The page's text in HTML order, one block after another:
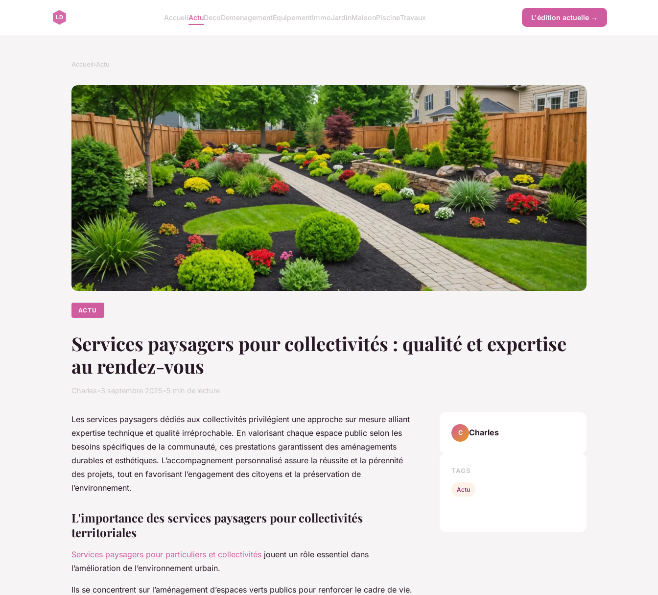
AccueilActuDecoDemenagementEquipementImmoJardinMaisonPiscineTravaux L'édition actuelle →
Accueil›Actu
ACTU
Services paysagers pour collectivités : qualité et expertise
au rendez-vous
Charles 3 septembre 2025 5 min de lecture
Les services paysagers dédiés aux collectivités privilégient une approche sur mesure alliant
expertise technique et qualité irréprochable. En valorisant chaque espace public selon les
besoins spécifiques de la communauté, ces prestations garantissent des aménagements
durables et esthétiques. L’accompagnement personnalisé assure la réussite et la pérennité
des projets, tout en favorisant l’engagement des citoyens et la préservation de
l’environnement.
L'importance des services paysagers pour collectivités
territoriales
Services paysagers pour particuliers et collectivités jouent un rôle essentiel dans
l’amélioration de l’environnement urbain.
Ils se concentrent sur l’aménagement d’espaces verts publics pour renforcer le cadre de vie.
C Charles
TAGS
Actu